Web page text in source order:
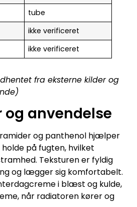
tube
ikke verificeret
ikke verificeret
fra eksterne kilder og
og anvendelse
og panthenol hjælper
på fugten, hvilket
Teksturen er fyldig
og lægger sig komfortabelt.
i blæst og kulde,
når radiatoren kører og